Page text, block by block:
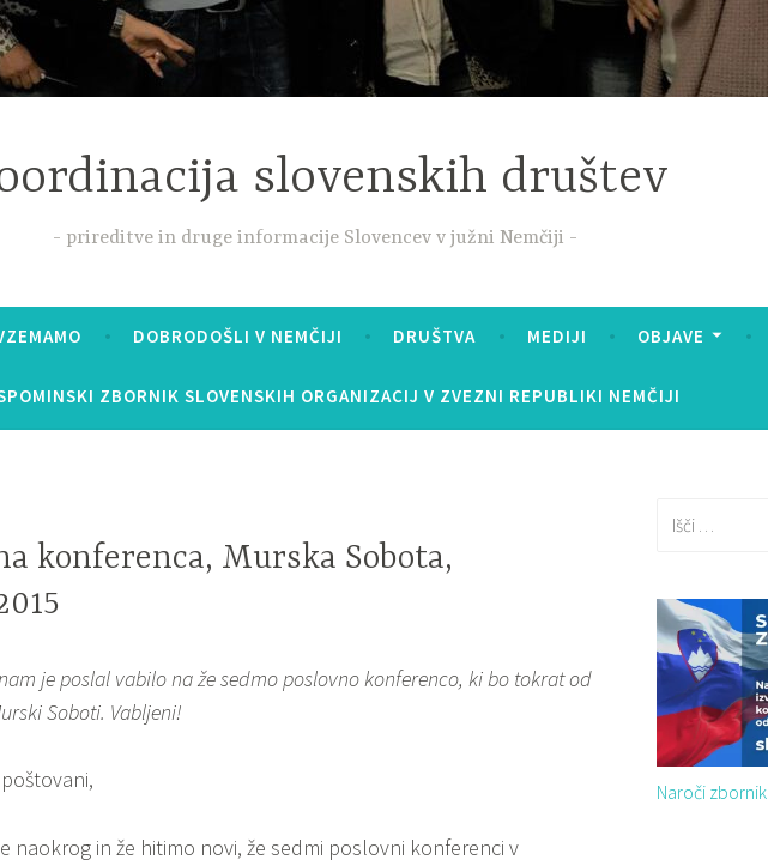
slovenskih društev
prireditve in druge informacije Slovencev v južni Nemčiji
DOBRODOŠLI V NEMČIJI DRUŠTVA MEDIJI OBJAVE
ZBORNIK SLOVENSKIH ORGANIZACIJ V ZVEZNI REPUBLIKI NEMČIJI
konferenca, Murska Sobota,
je poslal vabilo na že sedmo poslovno konferenco, ki bo tokrat od
Soboti. Vabljeni!
naokrog in že hitimo novi, že sedmi poslovni konferenci v
Naroči zbornik